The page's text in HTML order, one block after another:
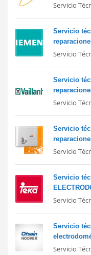
Servicio
Servicio
Servicio
Servicio
Servicio
Servicio
Servicio
Servicio
Servicio
Servicio
Servicio